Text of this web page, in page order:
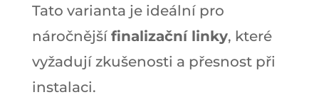
Tato varianta je ideální pro
náročnější finalizační linky, které
vyžadují zkušenosti a přesnost při
instalaci.